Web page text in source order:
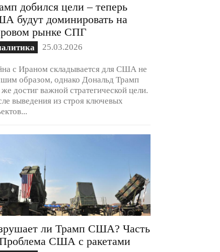
добился цели – теперь
будут доминировать на
рынке СПГ
25.03.2026
с Ираном складывается для США не
образом, однако Дональд Трамп
же достиг важной стратегической цели.
выведения из строя ключевых
ли Трамп США? Часть
США с ракетами